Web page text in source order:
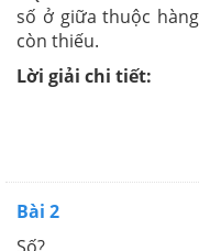
số ở giữa thuộc
còn thiếu.
Lời giải chi tiết:
Bài 2